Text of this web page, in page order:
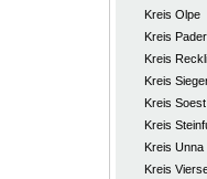
Kreis Olpe
Kreis
Kreis
Kreis
Kreis Soest
Kreis
Kreis Unna
Kreis